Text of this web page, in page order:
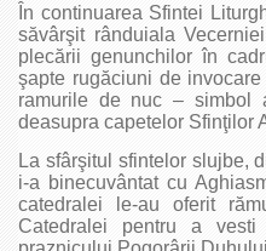
În continuarea Sfintei
săvârşit rânduiala
plecării genunchilor în
şapte rugăciuni de
ramurile de nuc –
deasupra capetelor Sfinţilor
La sfârşitul sfintelor slujbe,
i-a binecuvântat cu
catedralei le-au oferit
Catedralei pentru a